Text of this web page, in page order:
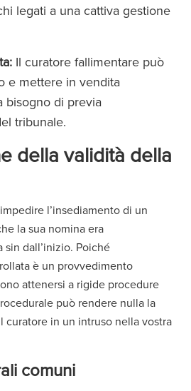
legati a una cattiva gestione
Il curatore fallimentare può
e mettere in vendita
bisogno di previa
tribunale.
della validità della
l’insediamento di un
la sua nomina era
dall’inizio. Poiché
è un provvedimento
attenersi a rigide procedure
può rendere nulla la
curatore in un intruso nella vostra
comuni